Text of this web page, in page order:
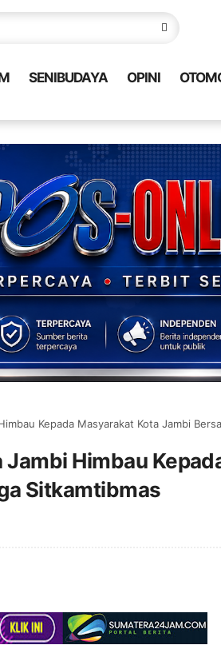
SENIBUDAYA OPINI
Masyarakat Kota Jambi Bersama Jaga
Himbau
Sitkamtibmas
Selamat